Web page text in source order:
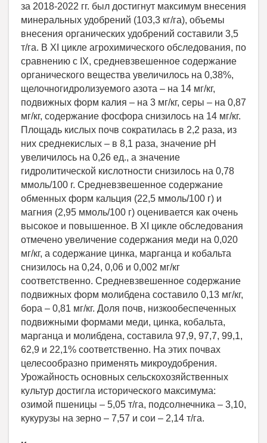
за 2018-2022 гг. был достигнут максимум внесения
минеральных удобрений (103,3 кг/га), объемы
внесения органических удобрений составили 3,5
т/га. В XI цикле агрохимического обследования, по
сравнению с IX, средневзвешенное содержание
органического вещества увеличилось на 0,38%,
щелочногидролизуемого азота – на 14 мг/кг,
подвижных форм калия – на 3 мг/кг, серы – на 0,87
мг/кг, содержание фосфора снизилось на 14 мг/кг.
Площадь кислых почв сократилась в 2,2 раза, из
них среднекислых – в 8,1 раза, значение рН
увеличилось на 0,26 ед., а значение
гидролитической кислотности снизилось на 0,78
ммоль/100 г. Средневзвешенное содержание
обменных форм кальция (22,5 ммоль/100 г) и
магния (2,95 ммоль/100 г) оценивается как очень
высокое и повышенное. В XI цикле обследования
отмечено увеличение содержания меди на 0,020
мг/кг, а содержание цинка, марганца и кобальта
снизилось на 0,24, 0,06 и 0,002 мг/кг
соответственно. Средневзвешенное содержание
подвижных форм молибдена составило 0,13 мг/кг,
бора – 0,81 мг/кг. Доля почв, низкообеспеченных
подвижными формами меди, цинка, кобальта,
марганца и молибдена, составила 97,9, 97,7, 99,1,
62,9 и 22,1% соответственно. На этих почвах
целесообразно применять микроудобрения.
Урожайность основных сельскохозяйственных
культур достигла исторического максимума:
озимой пшеницы – 5,05 т/га, подсолнечника – 3,10,
кукурузы на зерно – 7,57 и сои – 2,14 т/га.